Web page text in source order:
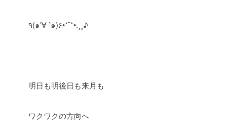
٩(๑′∀ ‵๑)۶•*¨*•.¸¸♪
明日も明後日も来月も
ワクワクの方向へ